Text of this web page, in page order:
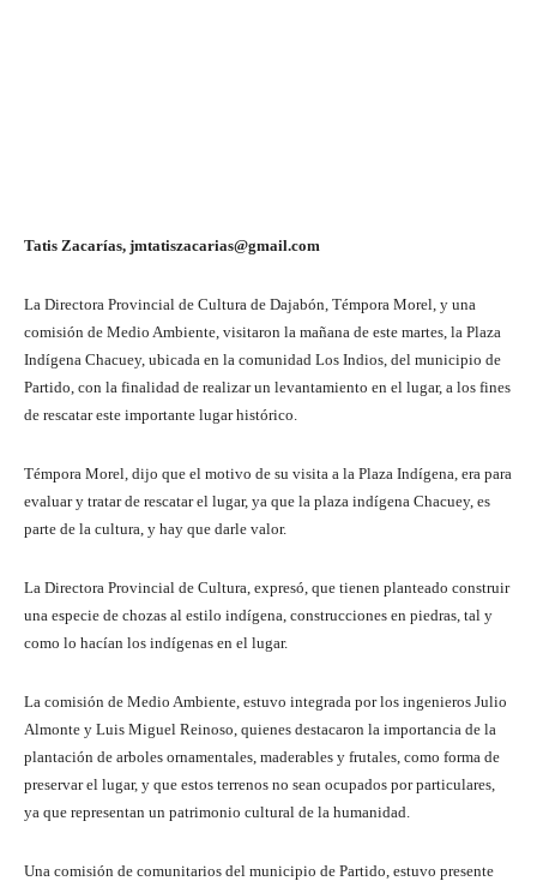
Tatis Zacarías, jmtatiszacarias@gmail.com
La Directora Provincial de Cultura de Dajabón, Témpora Morel, y una
comisión de Medio Ambiente, visitaron la mañana de este martes, la Plaza
Indígena Chacuey, ubicada en la comunidad Los Indios, del municipio de
Partido, con la finalidad de realizar un levantamiento en el lugar, a los fines
de rescatar este importante lugar histórico.
Témpora Morel, dijo que el motivo de su visita a la Plaza Indígena, era para
evaluar y tratar de rescatar el lugar, ya que la plaza indígena Chacuey, es
parte de la cultura, y hay que darle valor.
La Directora Provincial de Cultura, expresó, que tienen planteado construir
una especie de chozas al estilo indígena, construcciones en piedras, tal y
como lo hacían los indígenas en el lugar.
La comisión de Medio Ambiente, estuvo integrada por los ingenieros Julio
Almonte y Luis Miguel Reinoso, quienes destacaron la importancia de la
plantación de arboles ornamentales, maderables y frutales, como forma de
preservar el lugar, y que estos terrenos no sean ocupados por particulares,
ya que representan un patrimonio cultural de la humanidad.
Una comisión de comunitarios del municipio de Partido, estuvo presente